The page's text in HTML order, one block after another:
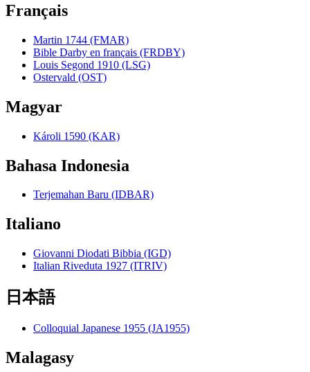
Français
Martin 1744 (FMAR)
Bible Darby en français (FRDBY)
Louis Segond 1910 (LSG)
Ostervald (OST)
Magyar
Károli 1590 (KAR)
Bahasa Indonesia
Terjemahan Baru (IDBAR)
Italiano
Giovanni Diodati Bibbia (IGD)
Italian Riveduta 1927 (ITRIV)
日本語
Colloquial Japanese 1955 (JA1955)
Malagasy